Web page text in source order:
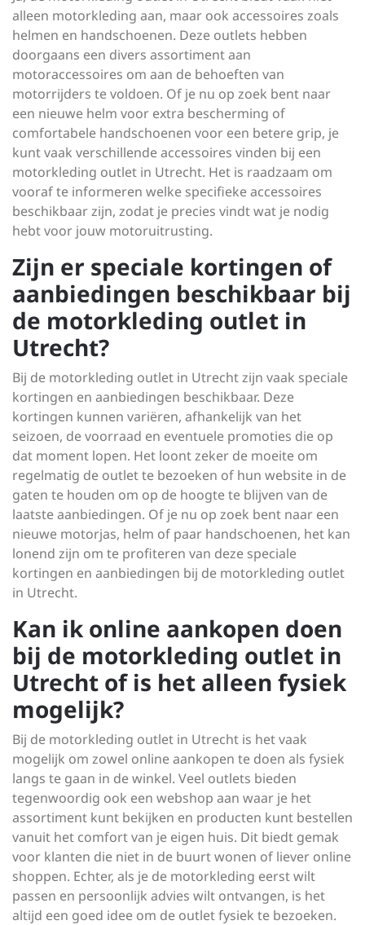
alleen motorkleding aan, maar ook accessoires zoals
helmen en handschoenen. Deze outlets hebben
doorgaans een divers assortiment aan
motoraccessoires om aan de behoeften van
motorrijders te voldoen. Of je nu op zoek bent naar
een nieuwe helm voor extra bescherming of
comfortabele handschoenen voor een betere grip, je
kunt vaak verschillende accessoires vinden bij een
motorkleding outlet in Utrecht. Het is raadzaam om
vooraf te informeren welke specifieke accessoires
beschikbaar zijn, zodat je precies vindt wat je nodig
hebt voor jouw motoruitrusting.
Zijn er speciale kortingen of
aanbiedingen beschikbaar bij
de motorkleding outlet in
Utrecht?
Bij de motorkleding outlet in Utrecht zijn vaak speciale
kortingen en aanbiedingen beschikbaar. Deze
kortingen kunnen variëren, afhankelijk van het
seizoen, de voorraad en eventuele promoties die op
dat moment lopen. Het loont zeker de moeite om
regelmatig de outlet te bezoeken of hun website in de
gaten te houden om op de hoogte te blijven van de
laatste aanbiedingen. Of je nu op zoek bent naar een
nieuwe motorjas, helm of paar handschoenen, het kan
lonend zijn om te profiteren van deze speciale
kortingen en aanbiedingen bij de motorkleding outlet
in Utrecht.
Kan ik online aankopen doen
bij de motorkleding outlet in
Utrecht of is het alleen fysiek
mogelijk?
Bij de motorkleding outlet in Utrecht is het vaak
mogelijk om zowel online aankopen te doen als fysiek
langs te gaan in de winkel. Veel outlets bieden
tegenwoordig ook een webshop aan waar je het
assortiment kunt bekijken en producten kunt bestellen
vanuit het comfort van je eigen huis. Dit biedt gemak
voor klanten die niet in de buurt wonen of liever online
shoppen. Echter, als je de motorkleding eerst wilt
passen en persoonlijk advies wilt ontvangen, is het
altijd een goed idee om de outlet fysiek te bezoeken.